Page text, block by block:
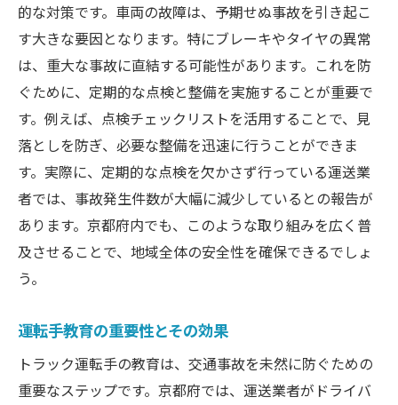
京都府内での安全運転教育の実施
地域密着型の安全対策の展開
トラック事故の未然防止策を考える
最新テクノロジーの導入状況
京都府による安全基準の向上
京都府でのトラック事故時の緊急対応法
事故発生時の迅速な対応法の概要
緊急時に備えた準備とそのポイント
事故後の対応で知っておくべきこと
トラック事故後の安全確保方法
トラック交通事故を減らすための京都府の取り
的な対策です。車両の故障は、予期せぬ事故を引き起こ
す大きな要因となります。特にブレーキやタイヤの異常
は、重大な事故に直結する可能性があります。これを防
ぐために、定期的な点検と整備を実施することが重要で
す。例えば、点検チェックリストを活用することで、見
落としを防ぎ、必要な整備を迅速に行うことができま
す。実際に、定期的な点検を欠かさず行っている運送業
者では、事故発生件数が大幅に減少しているとの報告が
あります。京都府内でも、このような取り組みを広く普
及させることで、地域全体の安全性を確保できるでしょ
う。
運転手教育の重要性とその効果
トラック運転手の教育は、交通事故を未然に防ぐための
重要なステップです。京都府では、運送業者がドライバ